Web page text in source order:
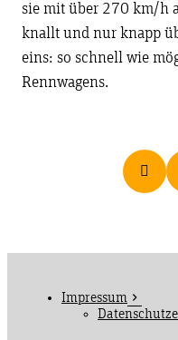
sie mit über 270 km/h
knallt und nur knapp
eins: so schnell wie
Rennwagens.
Impressum